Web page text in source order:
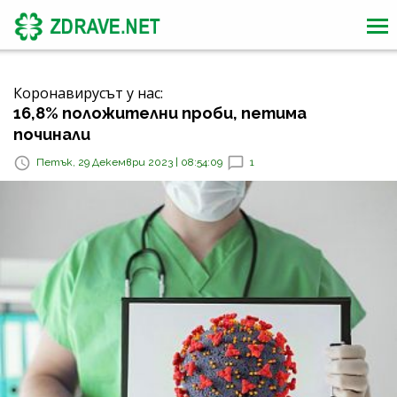
Коронавирусът у нас:
16,8% положителни проби, петима
починали
Петък, 29 Декември 2023 | 08:54:09 1